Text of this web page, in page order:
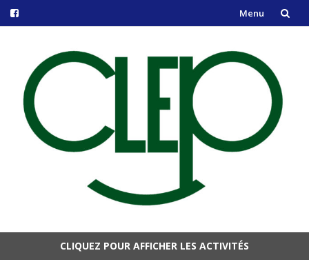
Menu
contenu
CLIQUEZ POUR AFFICHER LES ACTIVITÉS